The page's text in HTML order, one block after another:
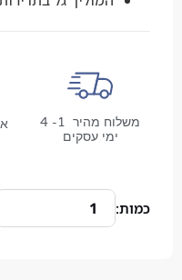
משלוח מהיר 1- 4
איכות מוצרים